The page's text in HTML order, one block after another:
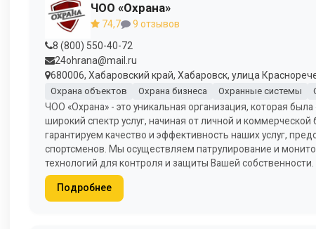
ЧОО «Охрана»
74,7
9 отзывов
8 (800) 550-40-72
24ohrana@mail.ru
680006, Хабаровский край, Хабаровск, улица
Охрана объектов Охрана бизнеса Охранные системы
ЧОО «Охрана» - это уникальная организация, которая
широкий спектр услуг, начиная от личной и
гарантируем качество и эффективность наших услуг,
спортсменов. Мы осуществляем патрулирование и
технологий для контроля и защиты Вашей собственности.
Подробнее